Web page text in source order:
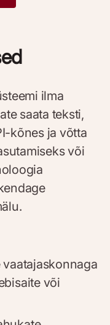
ilma
saata teksti,
kõnes ja võtta
või
või